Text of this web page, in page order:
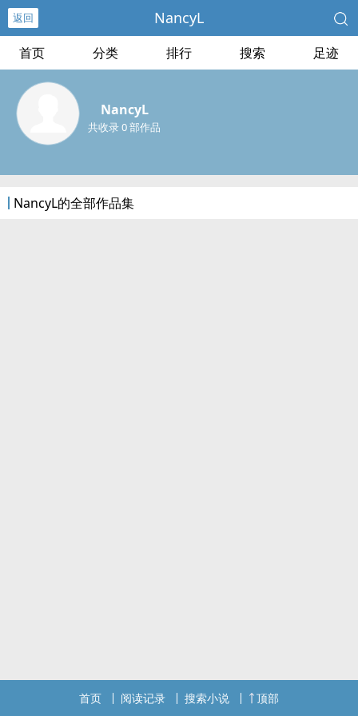
返回 NancyL
首页 分类 排行 搜索 足迹
NancyL
共收录 0 部作品
NancyL的全部作品集
首页 阅读记录 搜索小说 顶部